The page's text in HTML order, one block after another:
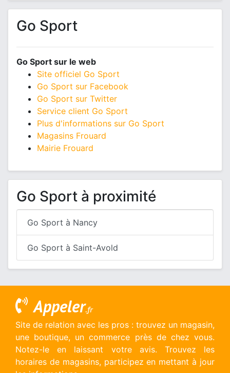
Go Sport
Go Sport sur le web
Site officiel Go Sport
Go Sport sur Facebook
Go Sport sur Twitter
Service client Go Sport
Plus d'informations sur Go Sport
Magasins Frouard
Mairie Frouard
Go Sport à proximité
Go Sport à Nancy
Go Sport à Saint-Avold
Appeler.fr
Site de relation avec les pros : trouvez un magasin,
une boutique, un commerce près de chez vous.
Notez-le en laissant votre avis. Trouvez les
horaires de magasins, participez en mettant à jour